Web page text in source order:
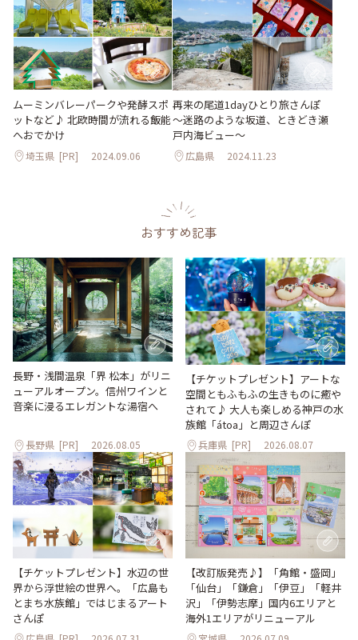
ムーミンバレーパークや発酵スポ
ットなど♪ 北欧時間が流れる飯能
へおでかけ
埼玉県 [PR] 2024.09.06
再来の尾道1dayひとり旅さんぽ
～迷路のような坂道、ときどき瀬
戸内海ビュー～
広島県 2024.11.23
おすすめ記事
長野・浅間温泉「界 松本」がリニ
ューアルオープン。信州ワインと
音楽に浸るエレガントな湯宿へ
長野県 [PR] 2026.08.05
【チケットプレゼント】アートな
空間ともふもふの生きものに癒や
されて♪ 大人も楽しめる神戸の水
族館「átoa」と周辺さんぽ
兵庫県 [PR] 2026.08.07
【チケットプレゼント】水辺の世
界から浮世絵の世界へ。「広島も
とまち水族館」ではじまるアート
さんぽ
【改訂版発売♪】「角館・盛岡」
「仙台」「鎌倉」「伊豆」「軽井
沢」「伊勢志摩」国内6エリアと
海外1エリアがリニューアル